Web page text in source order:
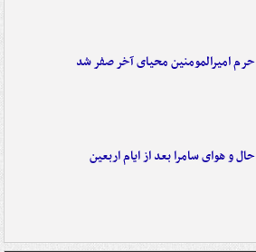
حرم امیرالمومنین محیای آخر صفر شد
حال و هوای سامرا بعد از ایام اربعین